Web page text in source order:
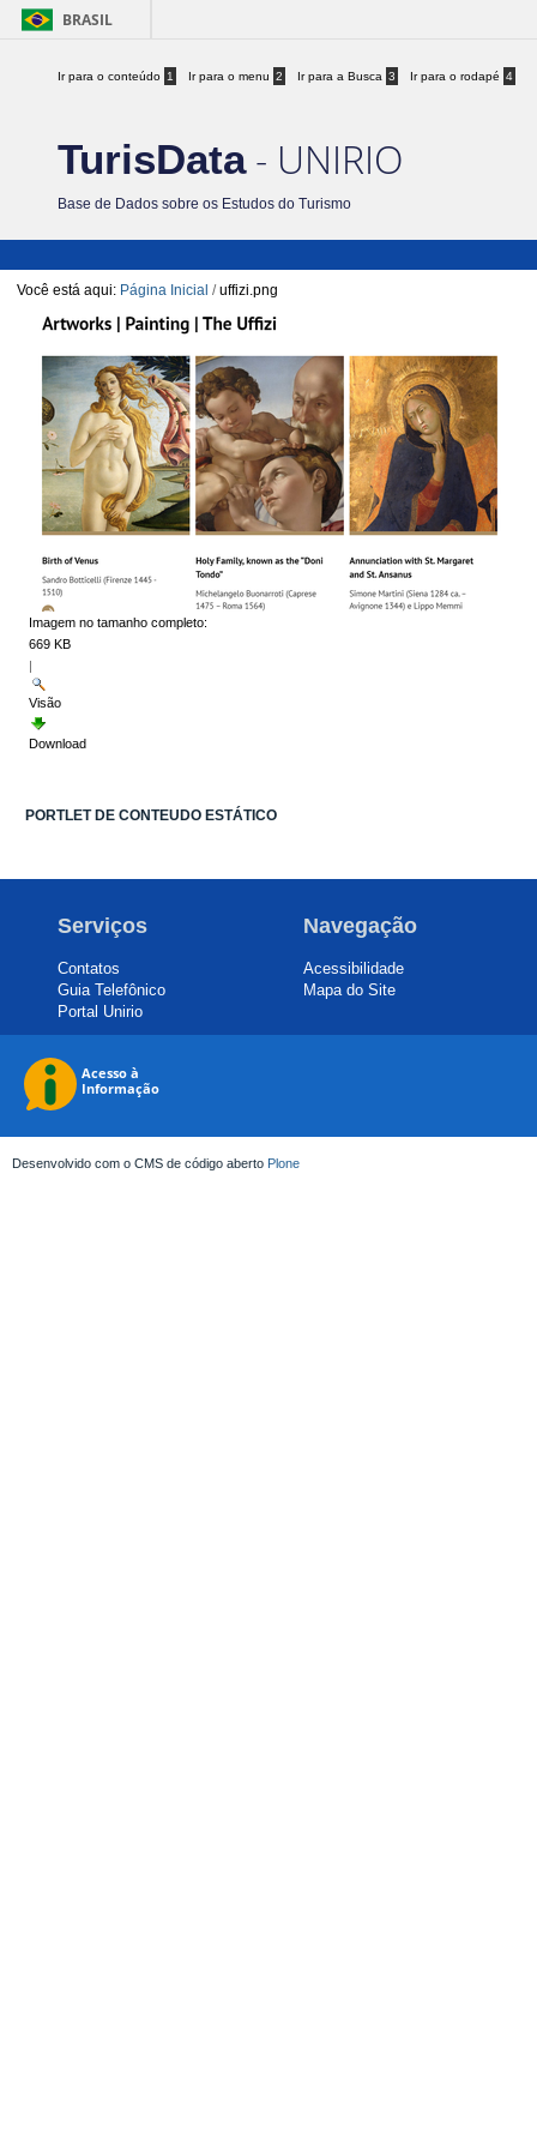
BRASIL
Ir para o conteúdo 1 Ir para o menu 2 Ir para a Busca 3 Ir para o rodapé 4
TurisData- UNIRIO
Base de Dados sobre os Estudos do Turismo
Você está aqui: Página Inicial /uffizi.png
Imagem no tamanho completo:
669 KB
|
Visão
Download
PORTLET DE CONTEUDO ESTÁTICO
Serviços
Contatos
Guia Telefônico
Portal Unirio
Navegação
Acessibilidade
Mapa do Site
Desenvolvido com o CMS de código aberto Plone